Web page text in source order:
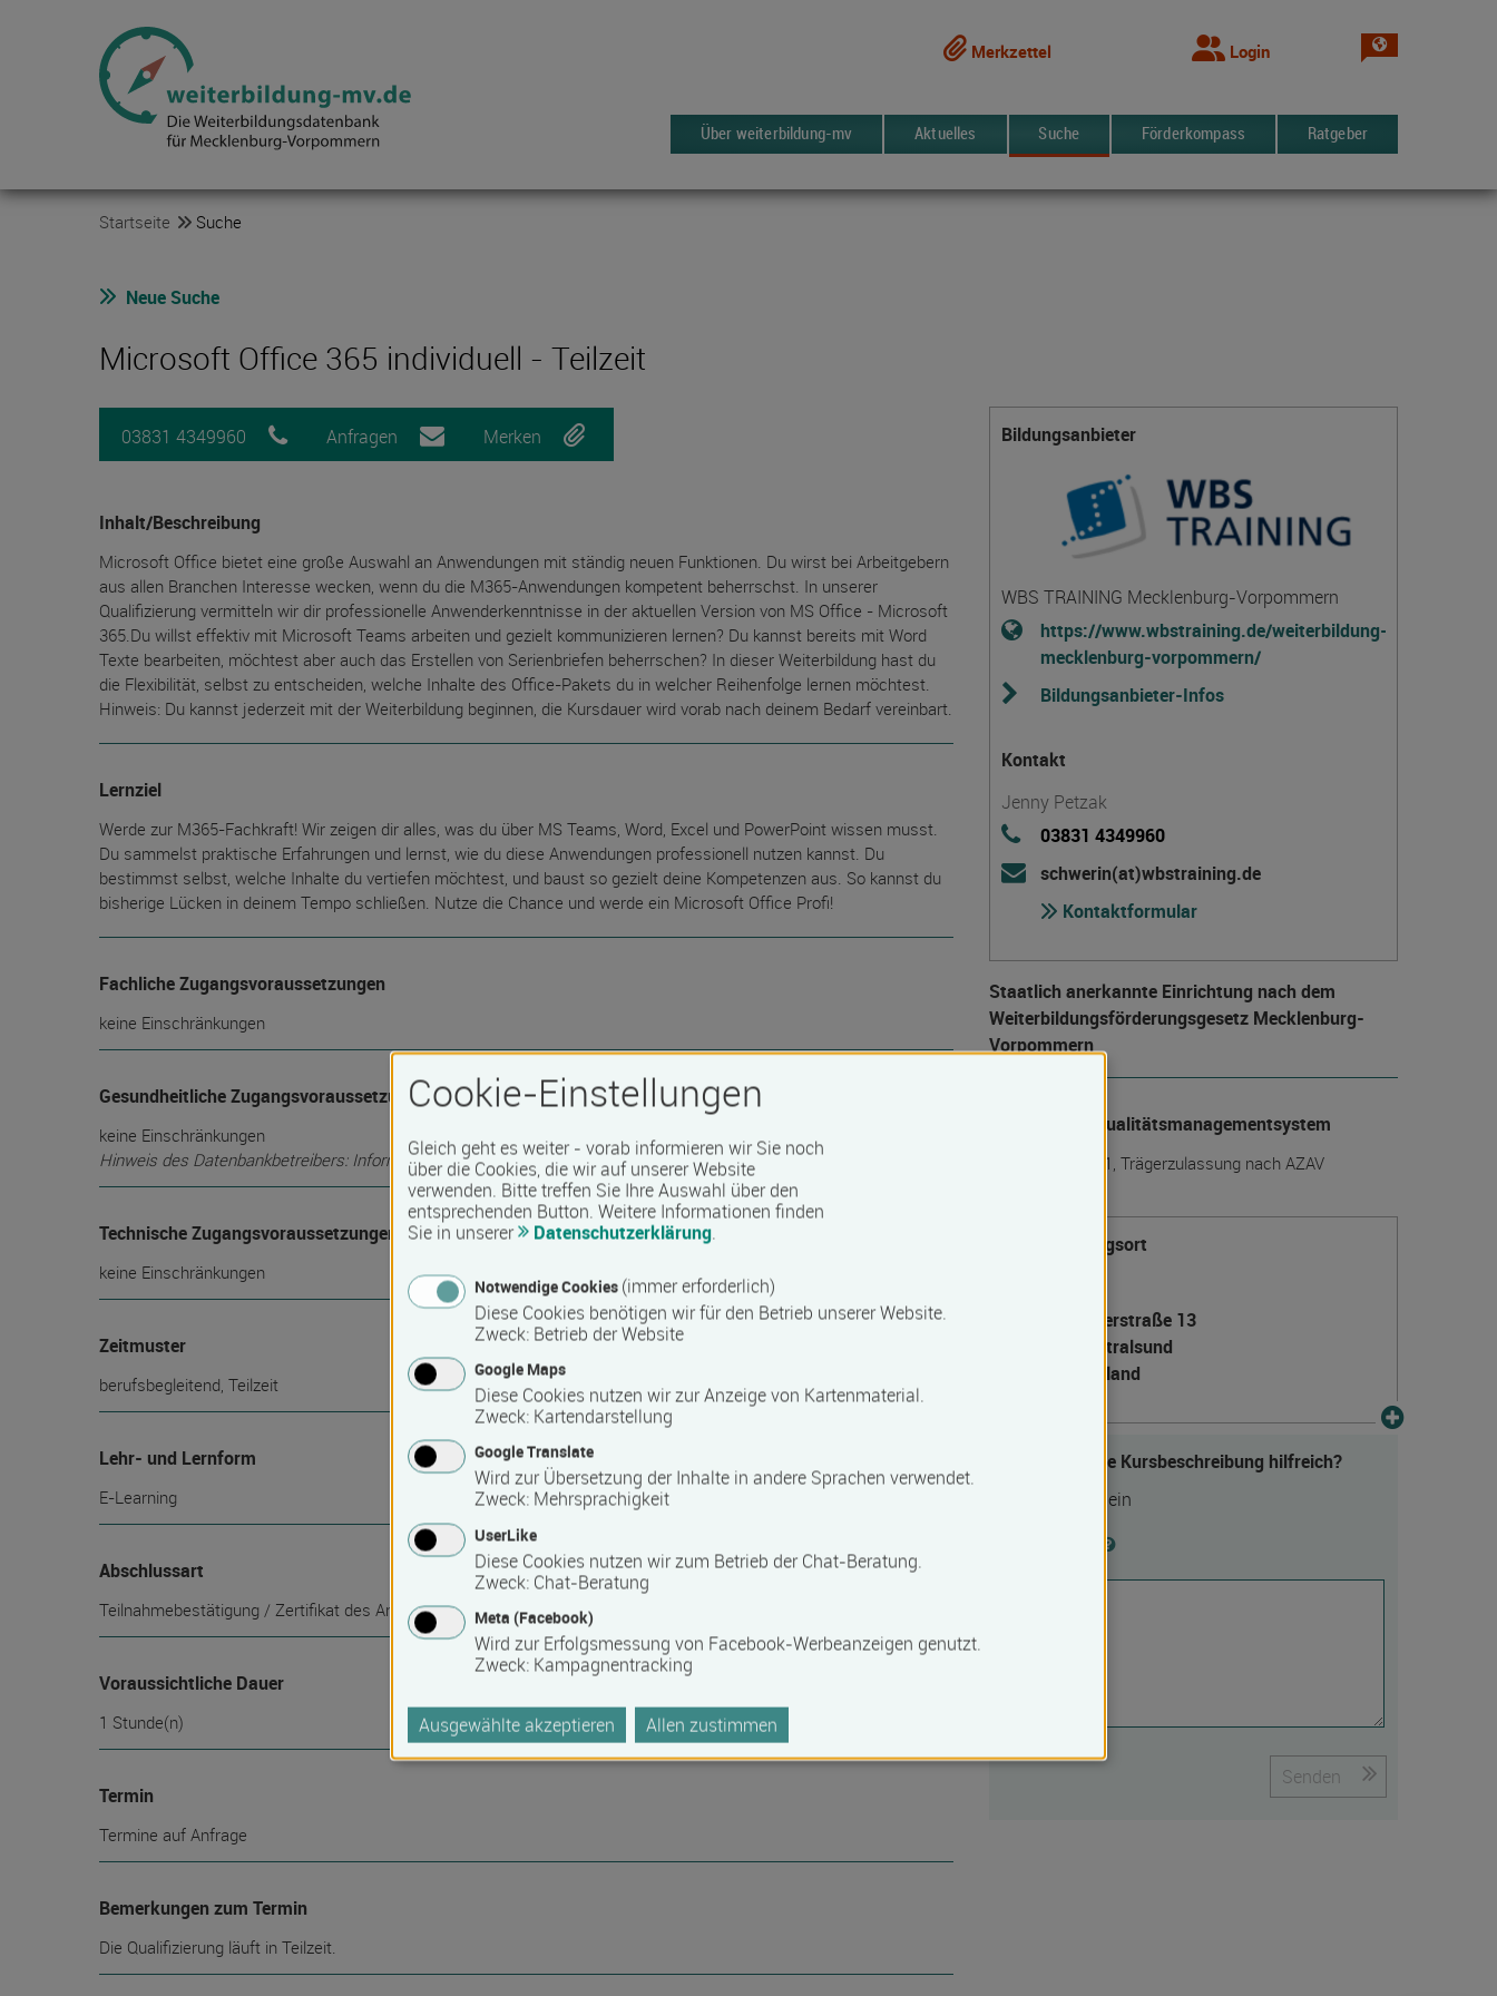
Merkzettel Login Sprache
Über weiterbildung-mv Aktuelles Suche Förderkompass Ratgeber
Startseite Suche
Neue Suche
Microsoft Office 365 individuell - Teilzeit
03831 4349960 Anfragen Merken
Inhalt/Beschreibung
Microsoft Office bietet eine große Auswahl an Anwendungen mit ständig neuen Funktionen. Du wirst bei Arbeitgebern
aus allen Branchen Interesse wecken, wenn du die M365-Anwendungen kompetent beherrschst. In unserer
Qualifizierung vermitteln wir dir professionelle Anwenderkenntnisse in der aktuellen Version von MS Office - Microsoft
365.Du willst effektiv mit Microsoft Teams arbeiten und gezielt kommunizieren lernen? Du kannst bereits mit Word
Texte bearbeiten, möchtest aber auch das Erstellen von Serienbriefen beherrschen? In dieser Weiterbildung hast du
die Flexibilität, selbst zu entscheiden, welche Inhalte des Office-Pakets du in welcher Reihenfolge lernen möchtest.
Hinweis: Du kannst jederzeit mit der Weiterbildung beginnen, die Kursdauer wird vorab nach deinem Bedarf vereinbart.
Lernziel
Werde zur M365-Fachkraft! Wir zeigen dir alles, was du über MS Teams, Word, Excel und PowerPoint wissen musst.
Du sammelst praktische Erfahrungen und lernst, wie du diese Anwendungen professionell nutzen kannst. Du
bestimmst selbst, welche Inhalte du vertiefen möchtest, und baust so gezielt deine Kompetenzen aus. So kannst du
bisherige Lücken in deinem Tempo schließen. Nutze die Chance und werde ein Microsoft Office Profi!
Fachliche Zugangsvoraussetzungen
keine Einschränkungen
Gesundheitliche Zugangsvoraussetzungen
keine Einschränkungen
Hinweis des Datenbankbetreibers: Informationen über die Barrierefreiheit erfragen Sie bitte beim Anbieter.
Technische Zugangsvoraussetzungen
keine Einschränkungen
Zeitmuster
berufsbegleitend, Teilzeit
Lehr- und Lernform
E-Learning
Abschlussart
Teilnahmebestätigung / Zertifikat des Anbieters
Voraussichtliche Dauer
1 Stunde(n)
Termin
Termine auf Anfrage
Bemerkungen zum Termin
Die Qualifizierung läuft in Teilzeit.
Bildungsanbieter
WBS TRAINING Mecklenburg-Vorpommern
https://www.wbstraining.de/weiterbildung-
mecklenburg-vorpommern/
Bildungsanbieter-Infos
Kontakt
Jenny Petzak
03831 4349960
schwerin(at)wbstraining.de
Kontaktformular
Staatlich anerkannte Einrichtung nach dem
Weiter­bildungs­förderungs­gesetz Mecklenburg-
Vorpommern
anerkanntes Qualitätsmanagementsystem
DIN EN ISO 9001, Trägerzulassung nach AZAV
Veranstaltungsort
Semlowerstraße 13
18439 Stralsund
Deutschland
Fanden Sie die Kursbeschreibung hilfreich?
Nein
Senden
Cookie-Einstellungen
Gleich geht es weiter - vorab informieren wir Sie noch
über die Cookies, die wir auf unserer Website
verwenden. Bitte treffen Sie Ihre Auswahl über den
entsprechenden Button. Weitere Informationen finden
Sie in unserer
Datenschutzerklärung.
Notwendige Cookies (immer erforderlich)
Diese Cookies benötigen wir für den Betrieb unserer Website.
Zweck: Betrieb der Website
Google Maps
Diese Cookies nutzen wir zur Anzeige von Kartenmaterial.
Zweck: Kartendarstellung
Google Translate
Wird zur Übersetzung der Inhalte in andere Sprachen verwendet.
Zweck: Mehrsprachigkeit
UserLike
Diese Cookies nutzen wir zum Betrieb der Chat-Beratung.
Zweck: Chat-Beratung
Meta (Facebook)
Wird zur Erfolgsmessung von Facebook-Werbeanzeigen genutzt.
Zweck: Kampagnentracking
Ausgewählte akzeptieren Allen zustimmen